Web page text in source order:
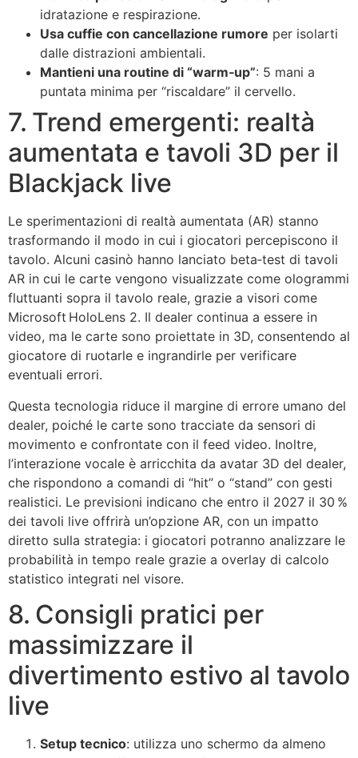
idratazione e respirazione.
Usa cuffie con cancellazione rumore per isolarti
dalle distrazioni ambientali.
Mantieni una routine di “warm‑up”: 5 mani a
puntata minima per “riscaldare” il cervello.
7. Trend emergenti: realtà
aumentata e tavoli 3D per il
Blackjack live
Le sperimentazioni di realtà aumentata (AR) stanno
trasformando il modo in cui i giocatori percepiscono il
tavolo. Alcuni casinò hanno lanciato beta‑test di tavoli
AR in cui le carte vengono visualizzate come ologrammi
fluttuanti sopra il tavolo reale, grazie a visori come
Microsoft HoloLens 2. Il dealer continua a essere in
video, ma le carte sono proiettate in 3D, consentendo al
giocatore di ruotarle e ingrandirle per verificare
eventuali errori.
Questa tecnologia riduce il margine di errore umano del
dealer, poiché le carte sono tracciate da sensori di
movimento e confrontate con il feed video. Inoltre,
l’interazione vocale è arricchita da avatar 3D del dealer,
che rispondono a comandi di “hit” o “stand” con gesti
realistici. Le previsioni indicano che entro il 2027 il 30 %
dei tavoli live offrirà un’opzione AR, con un impatto
diretto sulla strategia: i giocatori potranno analizzare le
probabilità in tempo reale grazie a overlay di calcolo
statistico integrati nel visore.
8. Consigli pratici per
massimizzare il
divertimento estivo al tavolo
live
Setup tecnico: utilizza uno schermo da almeno